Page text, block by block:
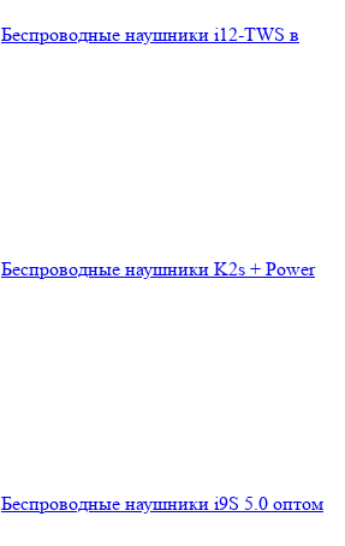
Беспроводные наушники i12-TWS в
Беспроводные наушники K2s + Power
Беспроводные наушники i9S 5.0 оптом